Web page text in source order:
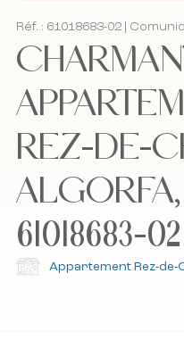
Bel
J'accepte la
confidentialité et les
Abonnez-vous à
Bel
J'accepte la
confidentialité et les
Abonnez-vous à
Réf. : 61018683-02 |
REZ-DE-
61018683-02
Appartement Rez-de-